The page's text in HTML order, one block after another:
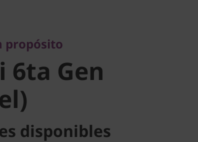
Gen
propósito
6ta Gen
disponibles